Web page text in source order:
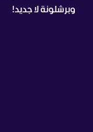
وبرشلونة لا جديد!